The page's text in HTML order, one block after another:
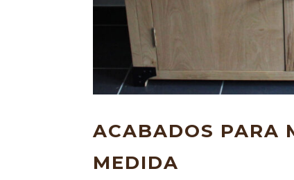
ACABADOS PARA
MEDIDA